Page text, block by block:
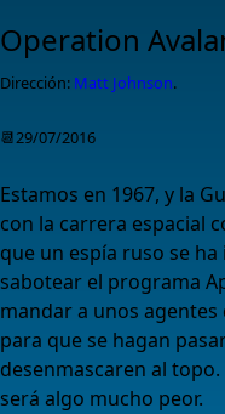
Operation
Dirección: Matt Johnson.
📆29/07/2016
Estamos en 1967, y la
con la carrera espacial
que un espía ruso se
sabotear el programa
mandar a unos
para que se hagan
desenmascaren al
será algo mucho peor.